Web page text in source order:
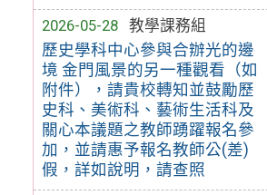
2026-05-28
教學課務組
歷史學科中心參與合辦光的邊
境 金門風景的另一種觀看（如
附件），請貴校轉知並鼓勵歷
史科、美術科、藝術生活科及
關心本議題之教師踴躍報名參
加，並請惠予報名教師公(差)
假，詳如說明，請查照